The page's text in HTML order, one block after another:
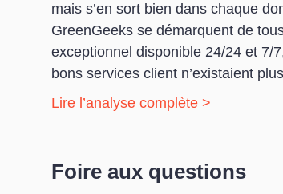
mais s’en sort bien dans chaque
GreenGeeksse démarquent de
exceptionnel disponible 24/24 et 7/
bons services client n’existaient
Lire l’analyse complète >
Foire aux questions